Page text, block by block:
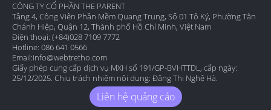
CÔNG TY CỔ PHẦN THE PARENT
Tầng 4, Công Viên Phần Mềm Quang Trung, Số 01 Tô Ký, Phường Tân
Chánh Hiệp, Quận 12, Thành phố Hồ Chí Minh, Việt Nam
Điện thoại: (+84)028 7109 7772
Hotline: 086 641 0566
Email:info@webtretho.com
Giấy phép cung cấp dịch vụ MXH số 191/GP-BVHTTDL, cấp ngày:
25/12/2025. Chịu trách nhiệm nội dung: Đặng Thị Nghệ Hà.
Liên hệ quảng cáo